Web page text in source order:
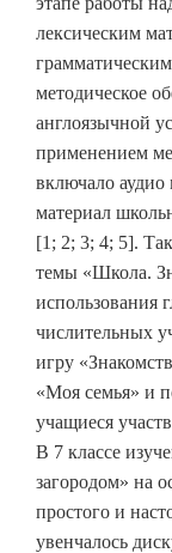
лексическим
методическое
англоязычной
применением
включало
материал
[1; 2; 3; 4; 5].
темы «Школа.
использования
числительных
игру
«Моя семья» и
учащиеся
В 7 классе
загородом» на
простого и
увенчалось